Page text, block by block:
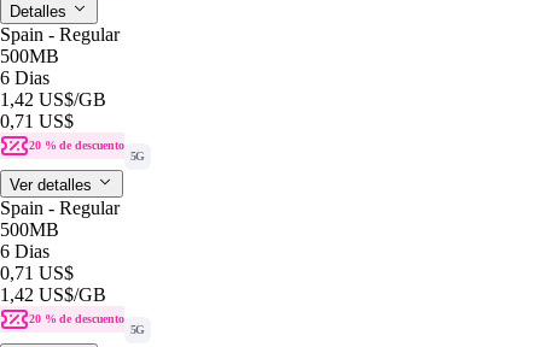
Detalles
Spain - Regular
500MB
6 Dias
1,42 US$/GB
0,71 US$
20 % de descuento
5G
Ver detalles
Spain - Regular
500MB
6 Dias
0,71 US$
1,42 US$/GB
20 % de descuento
5G